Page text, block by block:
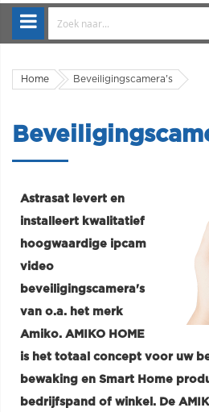
Home Beveiligingscamera's
Astrasat levert en
installeert kwalitatief
hoogwaardige ipcam
video
beveiligingscamera's
van o.a. het merk
Amiko. AMIKO HOME
is het totaal concept voor uw
bewaking en Smart Home
bedrijfspand of winkel. De